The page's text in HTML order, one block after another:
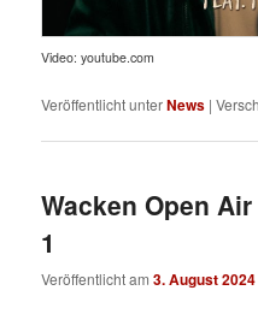
Video: youtube.com
Veröffentlicht unterNews |
Wacken Open
1
Veröffentlicht am3. August 2024